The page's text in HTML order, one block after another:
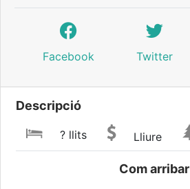
Facebook Twitter
Descripció
? llits Lliure
Com arribar